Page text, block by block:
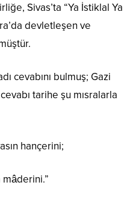
Sivas’ta “Ya İstiklal Ya
devletleşen ve
cevabını bulmuş; Gazi
tarihe şu mısralarla
hançerini;